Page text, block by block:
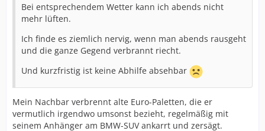
Bei entsprechendem Wetter kann ich abends nicht
mehr lüften.
Ich finde es ziemlich nervig, wenn man abends rausgeht
und die ganze Gegend verbrannt riecht.
Und kurzfristig ist keine Abhilfe absehbar
Mein Nachbar verbrennt alte Euro-Paletten, die er
vermutlich irgendwo umsonst bezieht, regelmäßig mit
seinem Anhänger am BMW-SUV ankarrt und zersägt.